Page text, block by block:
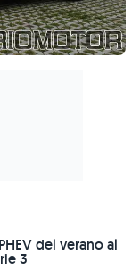
del verano al
3